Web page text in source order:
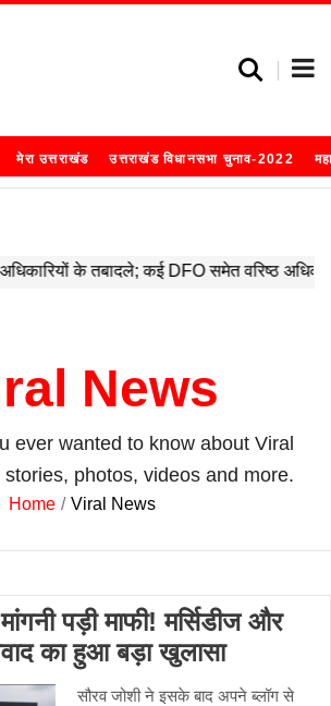
मेरा उत्तराखंड उत्तराखंड विधानसभा चुनाव-2022
News
ever wanted to know about Viral
stories, photos, videos and more.
Home Viral News
पड़ी माफी! मर्सिडीज और
का हुआ बड़ा खुलासा
सौरव जोशी ने इसके बाद अपने ब्लॉग से